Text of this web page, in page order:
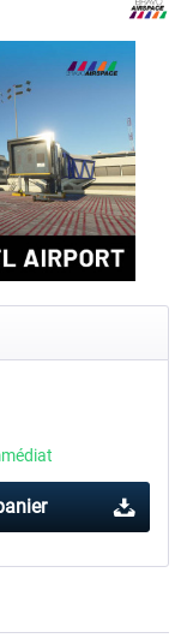
Aerosoft Airport